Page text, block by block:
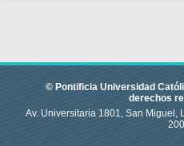
© Pontificia Universidad
derechos
Av. Universitaria 1801, San Miguel,